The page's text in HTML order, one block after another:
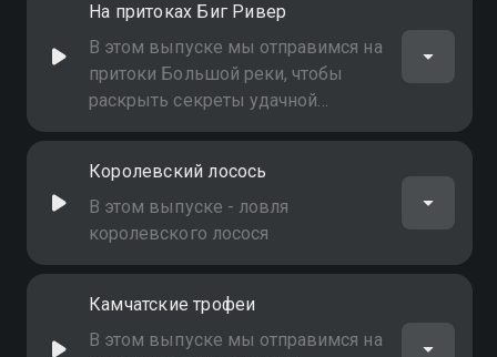
На притоках Биг Ривер
В этом выпуске мы отправимся на
притоки Большой реки, чтобы
раскрыть секреты удачной
рыбалки в её тихих и живописных
Королевский лосось
В этом выпуске - ловля
королевского лосося
Камчатские трофеи
В этом выпуске мы отправимся на